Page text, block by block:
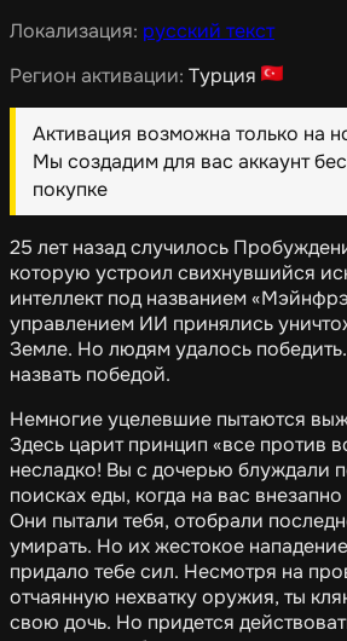
Локализация: русский текст
Регион активации: Турция
Активация возможна только на
Мы создадим для вас аккаунт
покупке
25 лет назад случилось
которую устроил свихнувшийся
интеллект под названием
управлением ИИ принялись
Земле. Но людям удалось
назвать победой.
Немногие уцелевшие пытаются
Здесь царит принцип «все против
несладко! Вы с дочерью блуждали
поисках еды, когда на вас
Они пытали тебя, отобрали
умирать. Но их жестокое
придало тебе сил. Несмотря на
отчаянную нехватку оружия, ты
свою дочь. Но придется